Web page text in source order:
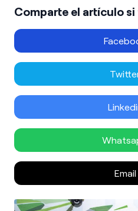
Comparte el artículo
Email